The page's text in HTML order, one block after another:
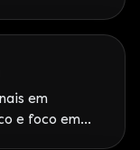
em
e foco em